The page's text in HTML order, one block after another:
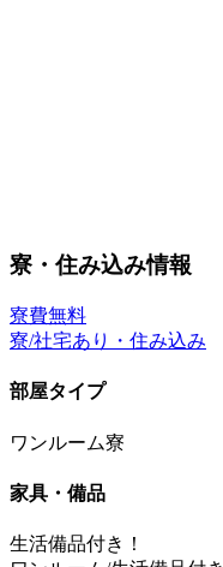
寮・住み込み情報
寮費無料
寮/社宅あり・住み込み
部屋タイプ
ワンルーム寮
家具・備品
生活備品付き！